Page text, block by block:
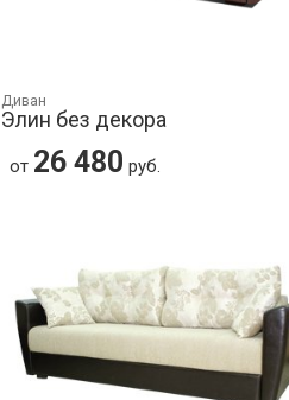
Диван
Элин без декора
от 26 480 руб.